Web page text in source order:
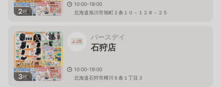
2枚
10:00-19:00
北海道旭川市旭町２条１０－１２８－２５
3枚
バースデイ
石狩店
10:00-19:00
北海道石狩市樽川６条１丁目３